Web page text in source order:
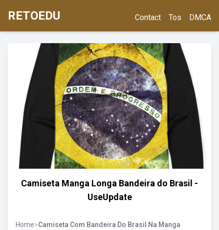
RETOEDU Contact Tos DMCA
Camiseta Manga Longa Bandeira do Brasil -
UseUpdate
Home>Camiseta Com Bandeira Do Brasil Na Manga